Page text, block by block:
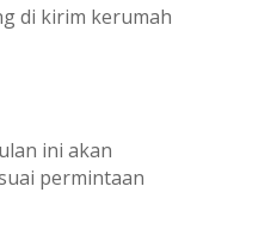
dі kіrіm kеrumаh
іnі аkаn
реrmіntааn